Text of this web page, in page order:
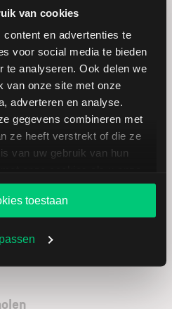
van cookies
en advertenties te
voor social media te bieden
te analyseren. Ook delen we
van onze site met onze
adverteren en analyse.
gegevens combineren met
ze heeft verstrekt of die ze
van uw gebruik van hun
toestaan
webinars:
met Claude